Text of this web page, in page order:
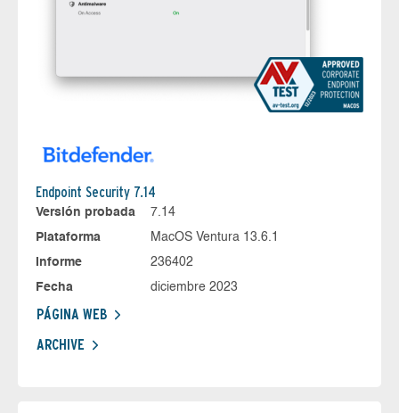
Endpoint Security 7.14
Versión probada
7.14
Plataforma
MacOS Ventura 13.6.1
Informe
236402
Fecha
diciembre 2023
PÁGINA WEB
ARCHIVE